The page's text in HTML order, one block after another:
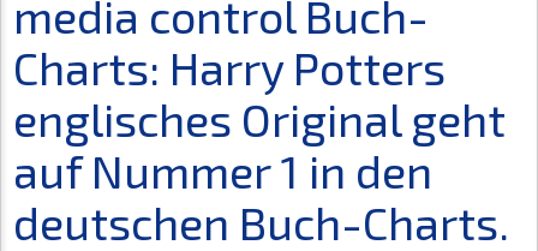
media control Buch-
Charts: Harry Potters
englisches Original geht
auf Nummer 1 in den
deutschen Buch-Charts.